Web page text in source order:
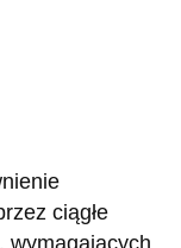
ciągłe
wymagających